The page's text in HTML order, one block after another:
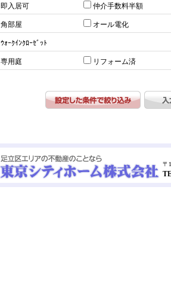
即入居可 仲介手数料半額
角部屋 オール電化
ｳｫｰｸｲﾝｸﾛｰｾﾞｯﾄ
専用庭 リフォーム済
〒